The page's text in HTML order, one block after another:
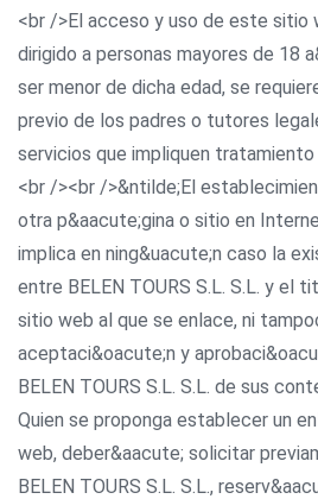
<br />El acceso y uso de este sitio
dirigido a personas mayores de 18
ser menor de dicha edad, se
previo de los padres o tutores
servicios que impliquen
<br /><br />&ntilde;El
otra p&aacute;gina o sitio en
implica en ning&uacute;n caso la
entre BELEN TOURS S.L. S.L. y el
sitio web al que se enlace, ni
aceptaci&oacute;n y
BELEN TOURS S.L. S.L. de sus
Quien se proponga establecer un
web, deber&aacute; solicitar
BELEN TOURS S.L. S.L.,